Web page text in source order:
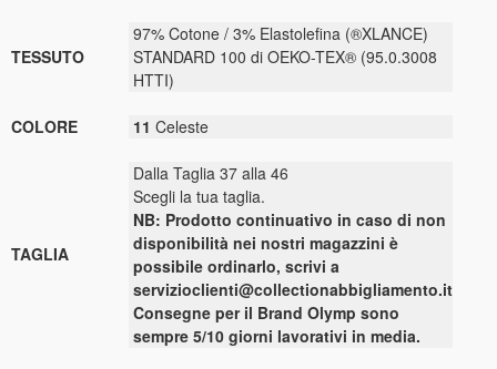
TESSUTO
97% Cotone / 3% Elastolefina (®XLANCE)
STANDARD 100 di OEKO-TEX® (95.0.3008
HTTI)
COLORE 11 Celeste
TAGLIA
Dalla Taglia 37 alla 46
Scegli la tua taglia.
NB: Prodotto continuativo in caso di non
disponibilità nei nostri magazzini è
possibile ordinarlo, scrivi a
servizioclienti@collectionabbigliamento.it
Consegne per il Brand Olymp sono
sempre 5/10 giorni lavorativi in media.